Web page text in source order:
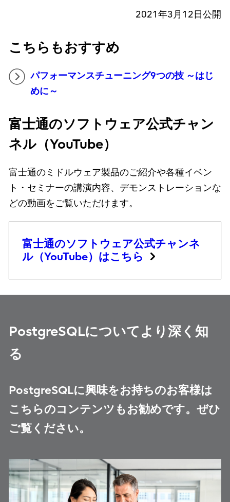
2021年3月12日公開
こちらもおすすめ
パフォーマンスチューニング9つの技 ～はじ
めに～
富士通のソフトウェア公式チャン
ネル（YouTube）
富士通のミドルウェア製品のご紹介や各種イベン
ト・セミナーの講演内容、デモンストレーションな
どの動画をご覧いただけます。
富士通のソフトウェア公式チャンネ
ル（YouTube）はこちら
PostgreSQLについてより深く知
る
PostgreSQLに興味をお持ちのお客様は
こちらのコンテンツもお勧めです。ぜひ
ご覧ください。